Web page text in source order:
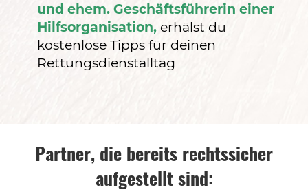
und ehem. Geschäftsführerin einer
Hilfsorganisation, erhälst du
kostenlose Tipps für deinen
Rettungsdienstalltag
Partner, die bereits rechtssicher
aufgestellt sind: